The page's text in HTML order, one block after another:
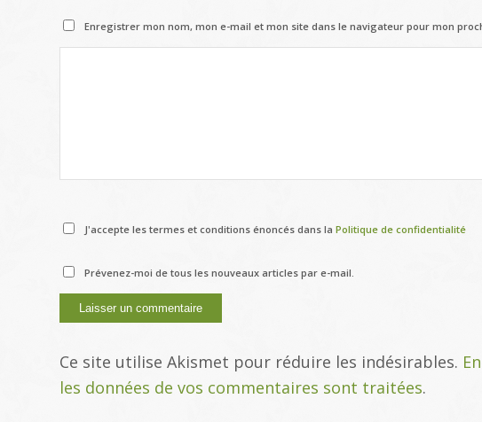
Enregistrer mon nom, mon e-mail et mon site dans le navigateur pour mon
J'accepte les termes et conditions énoncés dans la Politique de confidentialité
Prévenez-moi de tous les nouveaux articles par e-mail.
Ce site utilise Akismet pour réduire les indésirables.
les données de vos commentaires sont traitées.